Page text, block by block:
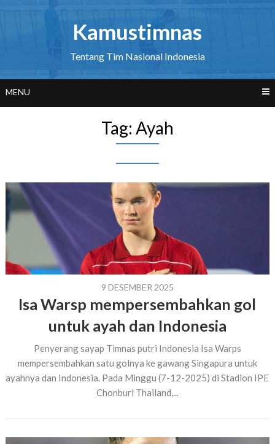
Kamustimnas
Tentang Tim Nasional Indonesia
MENU
Tag: Ayah
9 DESEMBER 2025
Isa Warsp mempersembahkan gol
untuk ayah dan Indonesia
Penyerang sayap Timnas putri Indonesia Isa Warps
mempersembahkan satu golnya ke gawang Singapura untuk
ayahnya dan Indonesia. Pada Minggu (7-12-2025) di Stadion IPE
Chonburi Thailand,...